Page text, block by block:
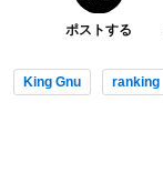
ポストする
King Gnu ranking